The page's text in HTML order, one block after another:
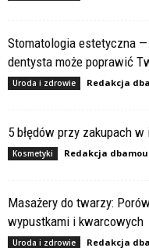
Stomatologia estetyczna
dentysta może poprawić
Uroda i zdrowie Redakcja
5 błędów przy zakupach
Kosmetyki Redakcja
Masażery do twarzy:
wypustkami i kwarcowych
Uroda i zdrowie Redakcja